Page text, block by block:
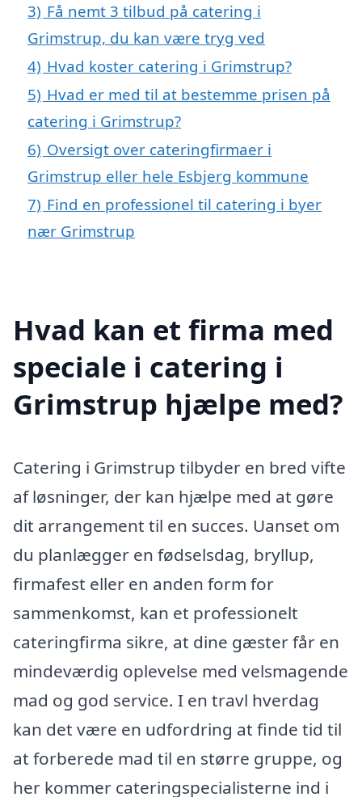
3) Få nemt 3 tilbud på catering i
Grimstrup, du kan være tryg ved
4) Hvad koster catering i Grimstrup?
5) Hvad er med til at bestemme prisen på
catering i Grimstrup?
6) Oversigt over cateringfirmaer i
Grimstrup eller hele Esbjerg kommune
7) Find en professionel til catering i byer
nær Grimstrup
Hvad kan et firma med
speciale i catering i
Grimstrup hjælpe med?
Catering i Grimstrup tilbyder en bred vifte
af løsninger, der kan hjælpe med at gøre
dit arrangement til en succes. Uanset om
du planlægger en fødselsdag, bryllup,
firmafest eller en anden form for
sammenkomst, kan et professionelt
cateringfirma sikre, at dine gæster får en
mindeværdig oplevelse med velsmagende
mad og god service. I en travl hverdag
kan det være en udfordring at finde tid til
at forberede mad til en større gruppe, og
her kommer cateringspecialisterne ind i